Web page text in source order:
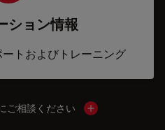
ション情報
トおよびトレーニング
ご相談ください Show local